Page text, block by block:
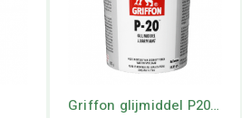
Griffon glijmiddel P20 Kiwa pot